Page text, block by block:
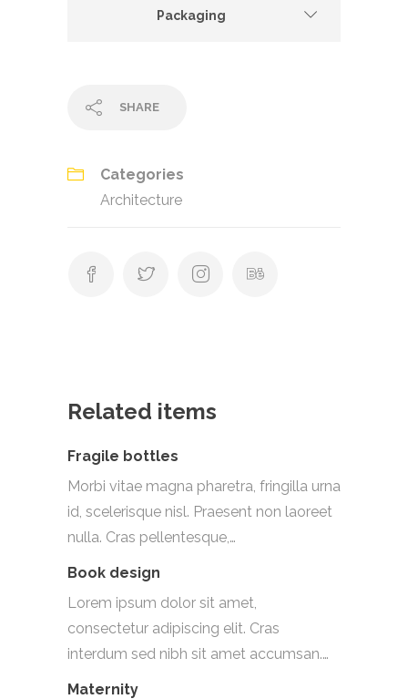
Packaging
SHARE
Categories
Architecture
Related items
Fragile bottles
Morbi vitae magna pharetra, fringilla urna
id, scelerisque nisl. Praesent non laoreet
nulla. Cras pellentesque,…
Book design
Lorem ipsum dolor sit amet,
consectetur adipiscing elit. Cras
interdum sed nibh sit amet accumsan.…
Maternity